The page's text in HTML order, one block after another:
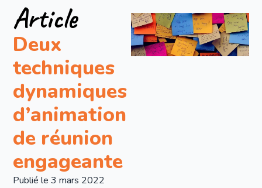
Article
Deux
techniques
dynamiques
d’animation
de réunion
engageante
Publié le 3 mars 2022